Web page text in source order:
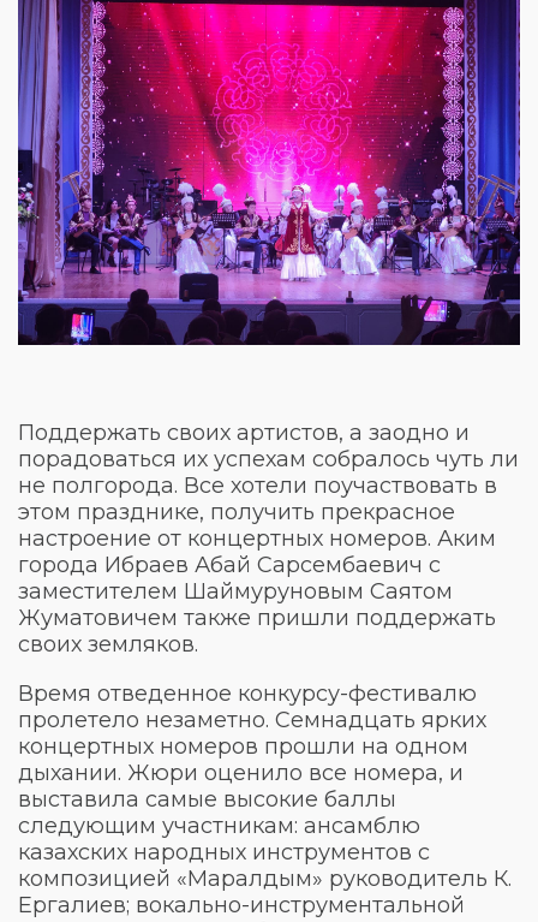
Поддержать своих артистов, а заодно и
порадоваться их успехам собралось чуть ли
не полгорода. Все хотели поучаствовать в
этом празднике, получить прекрасное
настроение от концертных номеров. Аким
города Ибраев Абай Сарсембаевич с
заместителем Шаймуруновым Саятом
Жуматовичем также пришли поддержать
своих земляков.
Время отведенное конкурсу-фестивалю
пролетело незаметно. Семнадцать ярких
концертных номеров прошли на одном
дыхании. Жюри оценило все номера, и
выставила самые высокие баллы
следующим участникам: ансамблю
казахских народных инструментов с
композицией «Маралдым» руководитель К.
Ергалиев; вокально-инструментальной